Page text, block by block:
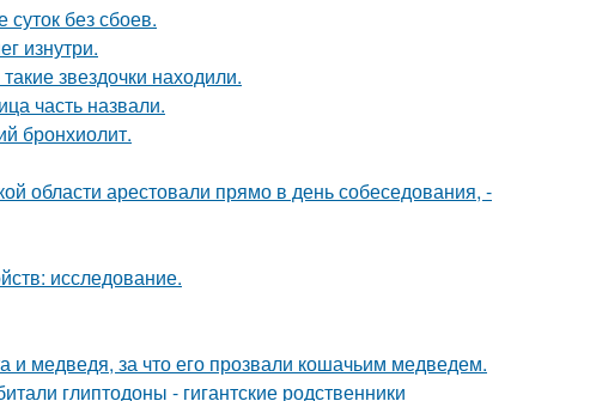
без сбоев.
изнутри.
звездочки находили.
часть назвали.
бронхиолит.
области арестовали прямо в день собеседования, -
исследование.
медведя, за что его прозвали кошачьим медведем.
глиптодоны - гигантские родственники